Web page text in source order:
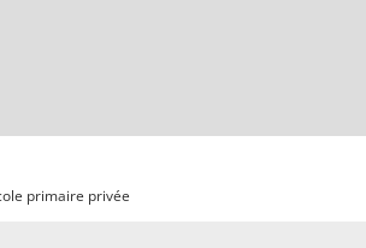
primaire privée